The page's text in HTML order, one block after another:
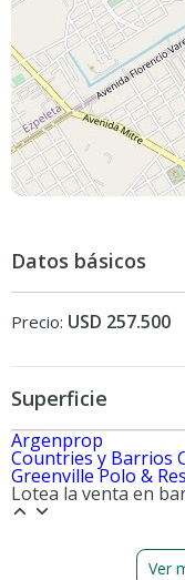
Datos básicos
Precio: USD 257.500
Superficie
Argenprop
Countries y Barrios
Greenville Polo &
Lotea la venta en
Ver